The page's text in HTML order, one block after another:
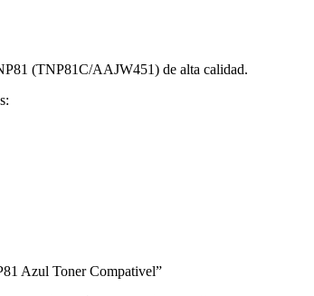
(TNP81C/AAJW451) de alta calidad.
Azul Toner Compativel”